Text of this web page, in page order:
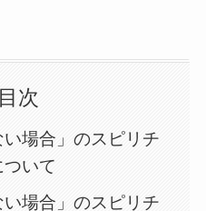
目次
い場合」のスピリチ
いて
い場合」のスピリチ